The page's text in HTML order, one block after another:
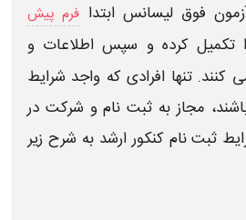
فوق لیسانس ابتدا فرم پیش
تکمیل کرده و سپس اطلاعات و
کنند. تنها افرادی که واجد شرایط
مجاز به ثبت‌ نامو شرکت در
ثبت نام کنکور ارشد به شرح زیر